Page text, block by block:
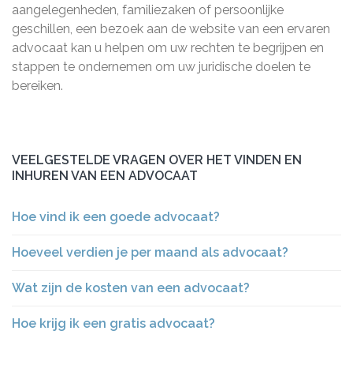
aangelegenheden, familiezaken of persoonlijke
geschillen, een bezoek aan de website van een ervaren
advocaat kan u helpen om uw rechten te begrijpen en
stappen te ondernemen om uw juridische doelen te
bereiken.
VEELGESTELDE VRAGEN OVER HET VINDEN EN
INHUREN VAN EEN ADVOCAAT
Hoe vind ik een goede advocaat?
Hoeveel verdien je per maand als advocaat?
Wat zijn de kosten van een advocaat?
Hoe krijg ik een gratis advocaat?